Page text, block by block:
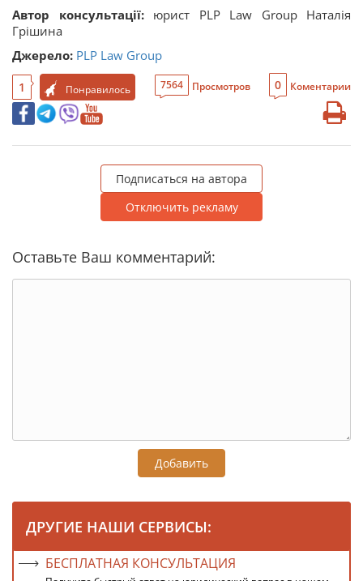
Автор консультації:юрист PLP Law Group Наталія
Грішина
Джерело: PLP Law Group
1 Понравилось 7564 Просмотров 0 Коментарии
Подписаться на автора
Отключить рекламу
Оставьте Ваш комментарий:
Добавить
ДРУГИЕ НАШИ СЕРВИСЫ:
БЕСПЛАТНАЯ КОНСУЛЬТАЦИЯ